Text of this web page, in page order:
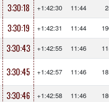
3:30:18 +1:42:30 11:44
3:30:19 +1:42:31 11:44
3:30:43 +1:42:55 11:46
3:30:45 +1:42:57 11:46
3:30:46 +1:42:58 11:46